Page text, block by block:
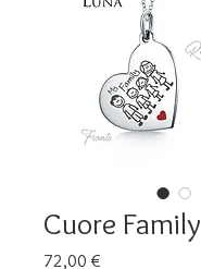
Cuore Family
72,00 €